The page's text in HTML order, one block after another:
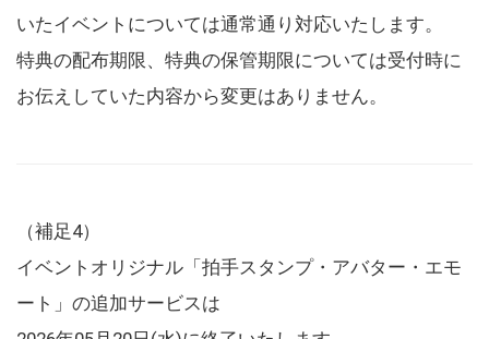
いたイベントについては通常通り対応いたします。
特典の配布期限、特典の保管期限については受付時に
お伝えしていた内容から変更はありません。
（補足4）
イベントオリジナル「拍手スタンプ・アバター・エモ
ート」の追加サービスは